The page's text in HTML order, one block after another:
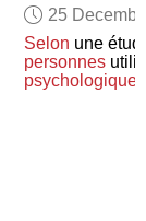
25
Selon une
personnes
psychologique